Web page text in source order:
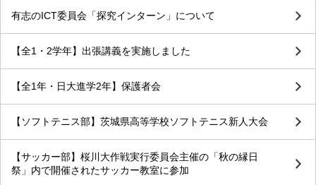
有志のICT委員会「探究インターン」について
【全1・2学年】出張講義を実施しました
【全1年・日大進学2年】保護者会
【ソフトテニス部】茨城県高等学校ソフトテニス新人大会
【サッカー部】桜川大作戦実行委員会主催の「秋の縁日
祭」内で開催されたサッカー教室に参加